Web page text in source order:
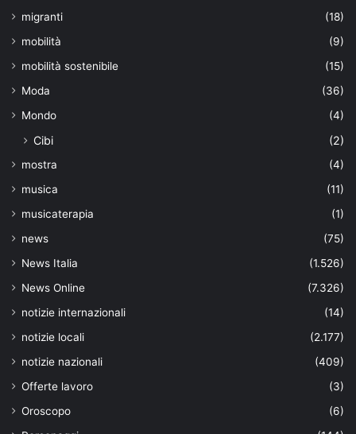
migranti
(18)
mobilità
(9)
mobilità sostenibile
(15)
Moda
(36)
Mondo
(4)
Cibi (2)
mostra
(4)
musica
(11)
musicaterapia
(1)
news
(75)
News Italia
(1.526)
News Online
(7.326)
notizie internazionali
(14)
notizie locali
(2.177)
notizie nazionali
(409)
Offerte lavoro
(3)
Oroscopo
(6)